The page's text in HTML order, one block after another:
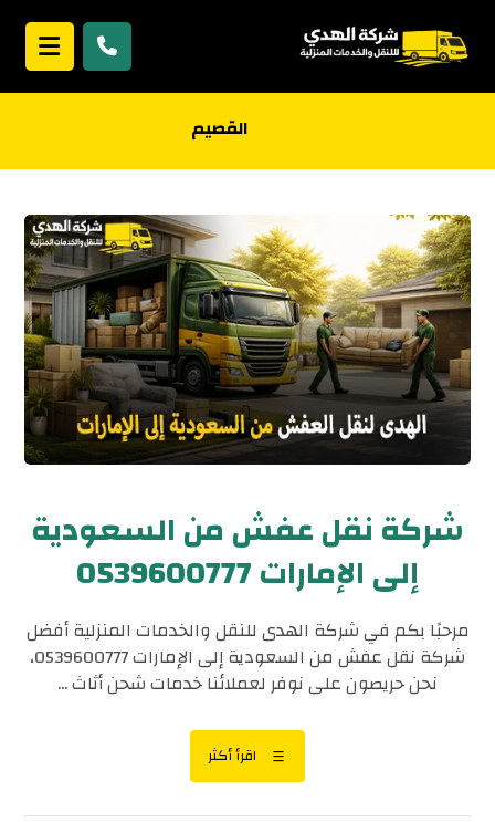
القصيم
شركة نقل عفش من السعودية
إلى الإمارات 0539600777
مرحبًا بكم في شركة الهدى للنقل والخدمات المنزلية أفضل
شركة نقل عفش من السعودية إلى الإمارات 0539600777،
نحن حريصون على نوفر لعملائنا خدمات شحن أثاث ...
اقرأ أكثر